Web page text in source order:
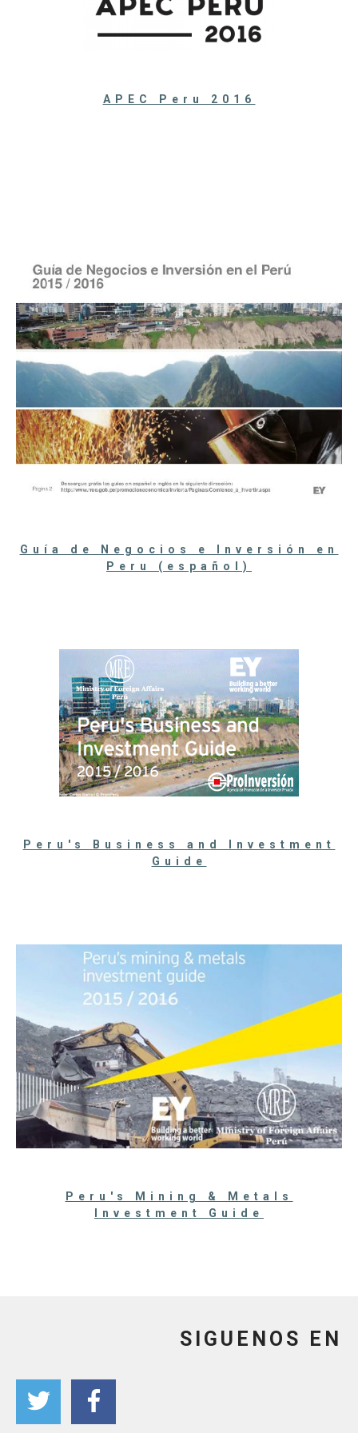
APEC Peru 2016
Guía de Negocios e Inversión en
Peru (español)
Peru's Business and Investment
Guide
Peru's Mining & Metals
Investment Guide
SIGUENOS EN